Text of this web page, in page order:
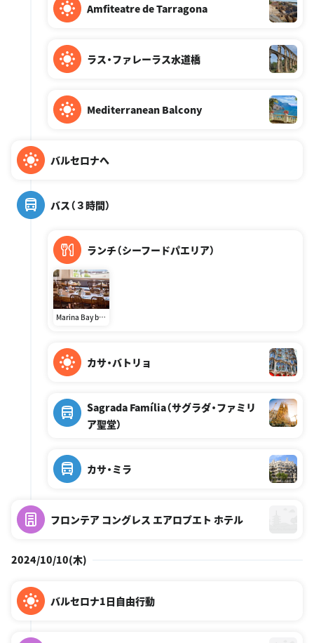
Amfiteatre de Tarragona
ラス・ファレーラス水道橋
Mediterranean Balcony
バルセロナへ
バス（３時間）
ランチ（シーフードパエリア）
Marina Bay by
カサ・バトリョ
Sagrada Família（サグラダ・ファミリ
ア聖堂）
カサ・ミラ
フロンテア コングレス エアロプエト ホテル
2024/10/10(木)
バルセロナ1日自由行動